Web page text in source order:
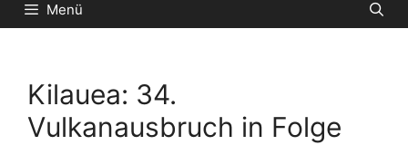
Menü
Kilauea: 34.
Vulkanausbruch in Folge